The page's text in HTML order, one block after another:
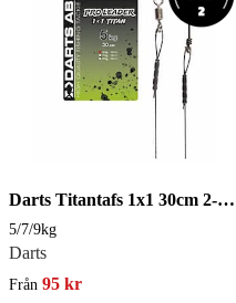
Darts Titantafs 1x1 30cm 2-pack
5/7/9kg
Darts
Från 95 kr